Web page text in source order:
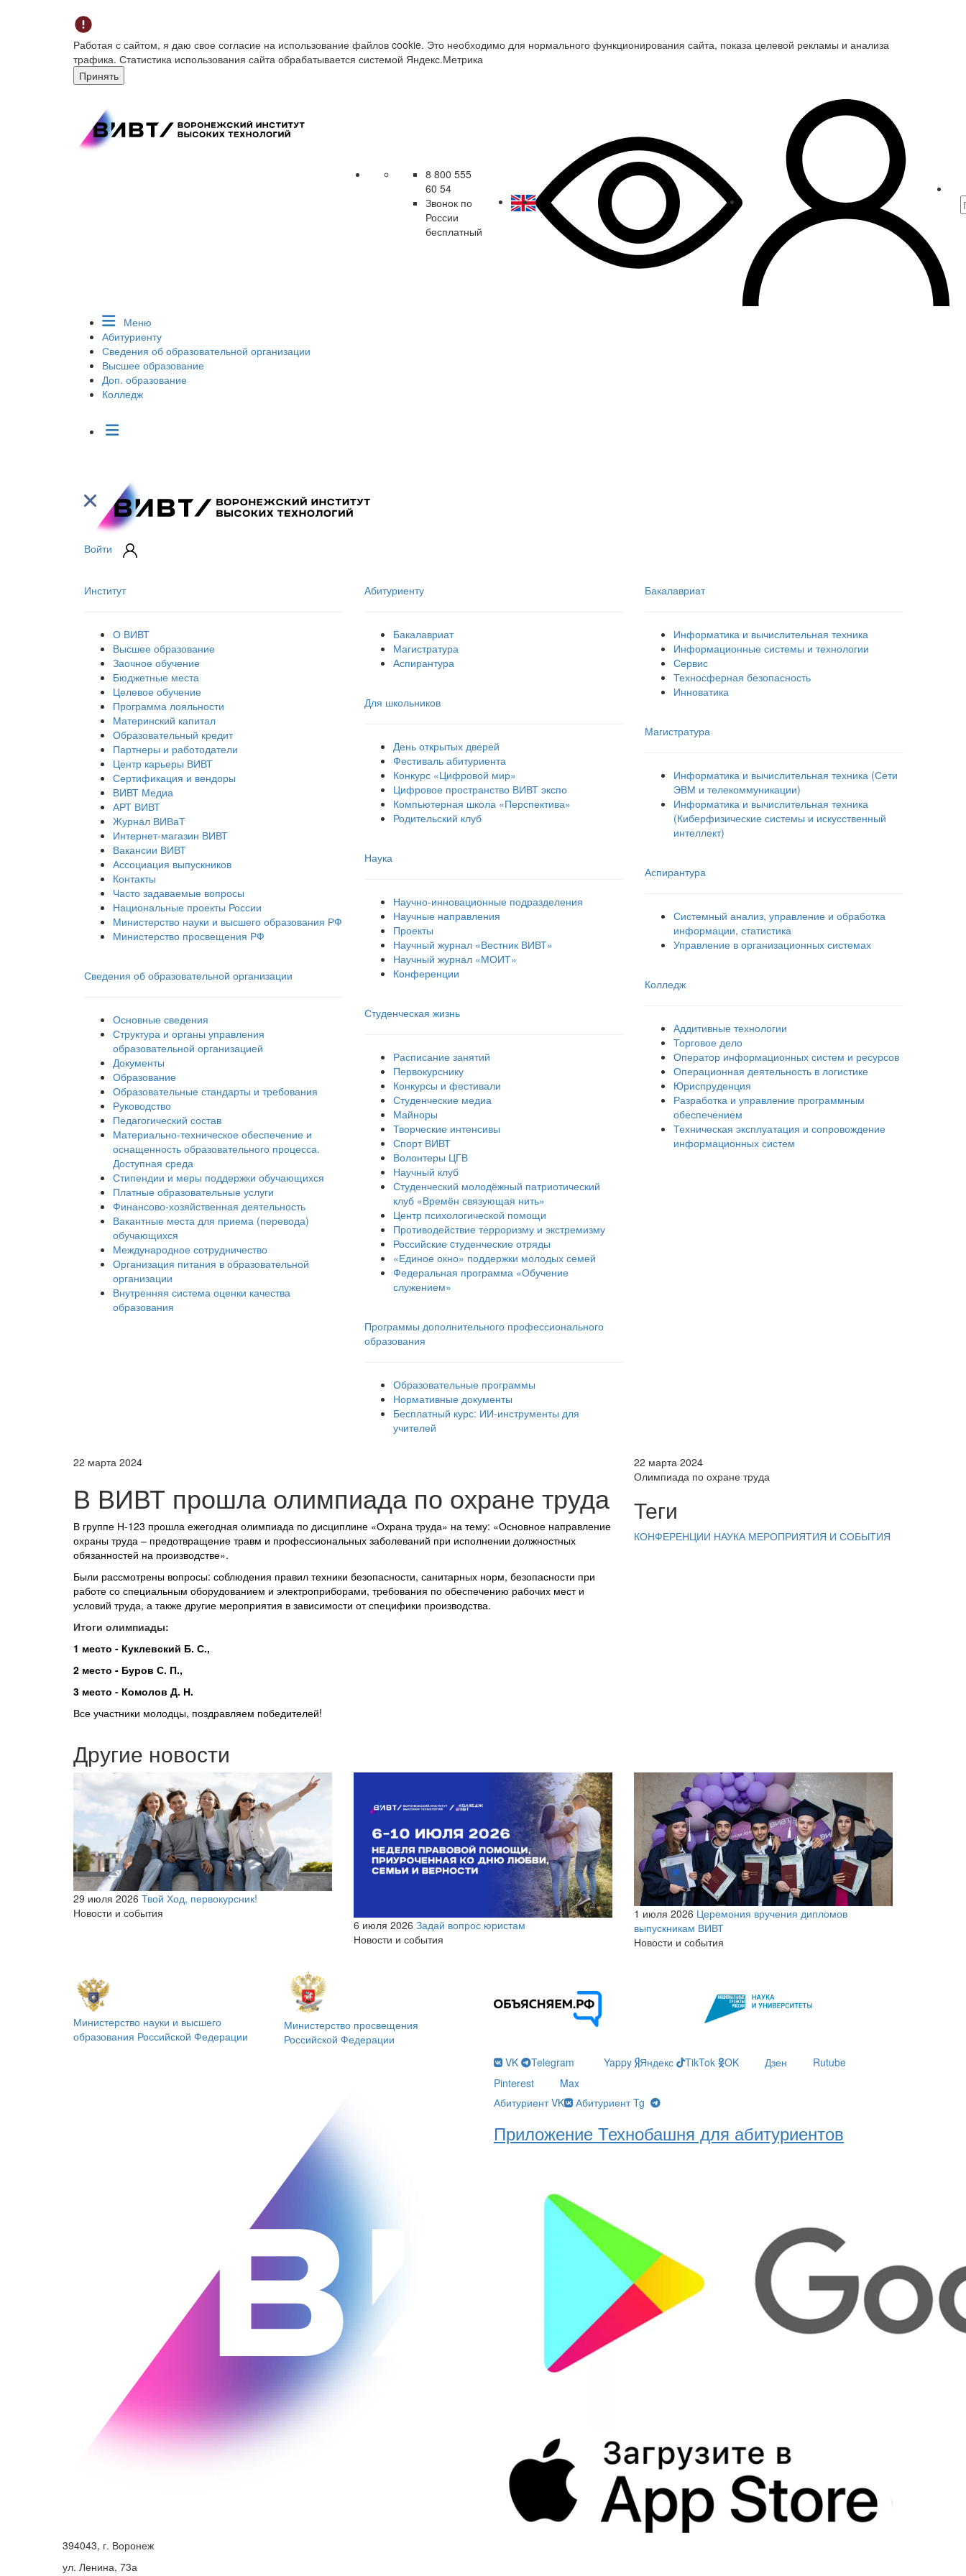
Работая с сайтом, я даю свое согласие на использование файлов cookie. Это необходимо для нормального функционирования сайта, показа целевой рекламы и анализа
трафика. Статистика использования сайта обрабатывается системой Яндекс.Метрика
Принять
8 800 555
60 54
Звонок по
России
бесплатный
Меню
Абитуриенту
Сведения об образовательной организации
Высшее образование
Доп. образование
Колледж
Войти
Институт
О ВИВТ
Высшее образование
Заочное обучение
Бюджетные места
Целевое обучение
Программа лояльности
Материнский капитал
Образовательный кредит
Партнеры и работодатели
Центр карьеры ВИВТ
Сертификация и вендоры
ВИВТ Медиа
АРТ ВИВТ
Журнал ВИВаТ
Интернет-магазин ВИВТ
Вакансии ВИВТ
Ассоциация выпускников
Контакты
Часто задаваемые вопросы
Национальные проекты России
Министерство науки и высшего образования РФ
Министерство просвещения РФ
Сведения об образовательной организации
Основные сведения
Структура и органы управления
образовательной организацией
Документы
Образование
Образовательные стандарты и требования
Руководство
Педагогический состав
Материально-техническое обеспечение и
оснащенность образовательного процесса.
Доступная среда
Стипендии и меры поддержки обучающихся
Платные образовательные услуги
Финансово-хозяйственная деятельность
Вакантные места для приема (перевода)
обучающихся
Международное сотрудничество
Организация питания в образовательной
организации
Внутренняя система оценки качества
образования
Абитуриенту
Бакалавриат
Магистратура
Аспирантура
Для школьников
День открытых дверей
Фестиваль абитуриента
Конкурс «Цифровой мир»
Цифровое пространство ВИВТ экспо
Компьютерная школа «Перспектива»
Родительский клуб
Наука
Научно-инновационные подразделения
Научные направления
Проекты
Научный журнал «Вестник ВИВТ»
Научный журнал «МОИТ»
Конференции
Студенческая жизнь
Расписание занятий
Первокурснику
Конкурсы и фестивали
Студенческие медиа
Майноры
Творческие интенсивы
Спорт ВИВТ
Волонтеры ЦГВ
Научный клуб
Студенческий молодёжный патриотический
клуб «Времён связующая нить»
Центр психологической помощи
Противодействие терроризму и экстремизму
Российские cтуденческие отряды
«Единое окно» поддержки молодых семей
Федеральная программа «Обучение
служением»
Программы дополнительного профессионального
образования
Образовательные программы
Нормативные документы
Бесплатный курс: ИИ‑инструменты для
учителей
Бакалавриат
Информатика и вычислительная техника
Информационные системы и технологии
Сервис
Техносферная безопасность
Инноватика
Магистратура
Информатика и вычислительная техника (Сети
ЭВМ и телекоммуникации)
Информатика и вычислительная техника
(Киберфизические системы и искусственный
интеллект)
Аспирантура
Системный анализ, управление и обработка
информации, статистика
Управление в организационных системах
Колледж
Аддитивные технологии
Торговое дело
Оператор информационных систем и ресурсов
Операционная деятельность в логистике
Юриспруденция
Разработка и управление программным
обеспечением
Техническая эксплуатация и сопровождение
информационных систем
22 марта 2024
В ВИВТ прошла олимпиада по охране труда
В группе Н-123 прошла ежегодная олимпиада по дисциплине «Охрана труда» на тему: «Основное направление
охраны труда – предотвращение травм и профессиональных заболеваний при исполнении должностных
обязанностей на производстве».
Были рассмотрены вопросы: соблюдения правил техники безопасности, санитарных норм, безопасности при
работе со специальным оборудованием и электроприборами, требования по обеспечению рабочих мест и
условий труда, а также другие мероприятия в зависимости от специфики производства.
Итоги олимпиады:
1 место - Куклевский Б. С.,
2 место - Буров С. П.,
3 место - Комолов Д. Н.
Все участники молодцы, поздравляем победителей!
22 марта 2024
Олимпиада по охране труда
Теги
КОНФЕРЕНЦИИ НАУКА МЕРОПРИЯТИЯ И СОБЫТИЯ
Другие новости
29 июля 2026 Твой Ход, первокурсник!
Новости и события
6 июля 2026 Задай вопрос юристам
Новости и события
1 июля 2026 Церемония вручения дипломов
выпускникам ВИВТ
Новости и события
Министерство науки и высшего
образования Российской Федерации
Министерство просвещения
Российской Федерации
394043, г. Воронеж
ул. Ленина, 73а
VK Telegram Yappy Яндекс TikTok OK Дзен
Rutube
Pinterest
Max
Абитуриент VK
Абитуриент Tg
Приложение Технобашня для абитуриентов